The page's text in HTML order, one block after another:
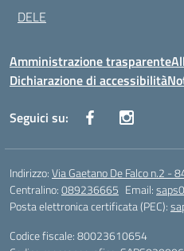
DELE
Amministrazione trasparente
Dichiarazione di accessibilità
Seguici su:
Indirizzo:Via Gaetano De Falco n.2 -
Centralino:089236665 Email:
Posta elettronica certificata (PEC):
Codice fiscale: 80023610654